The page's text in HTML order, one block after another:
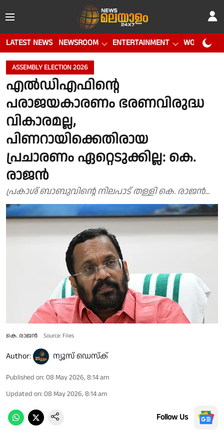
LATEST NEWS NEWSROOM ENTERTAINMENT WORLD CUP
ASSEMBLY ELECTION 2026
എൽഡിഎഫിൻ്റെ
പരാജയകാരണം ഭരണവിരുദ്ധ
വികാരമല്ല,
പിണറായിക്കെതിരായ
പ്രചാരണം ഏറ്റെടുക്കില്ല: കെ.
രാജൻ
പ്രകാശ് ബാബുവിൻ്റെ നിലപാട് തള്ളി കെ. രാജൻ...
കെ. രാജൻ Source: Files
Author: ന്യൂസ് ഡെസ്ക്
Published on: 08 May 2026, 8:14 am
Updated on: 08 May 2026, 8:14 am
Follow Us